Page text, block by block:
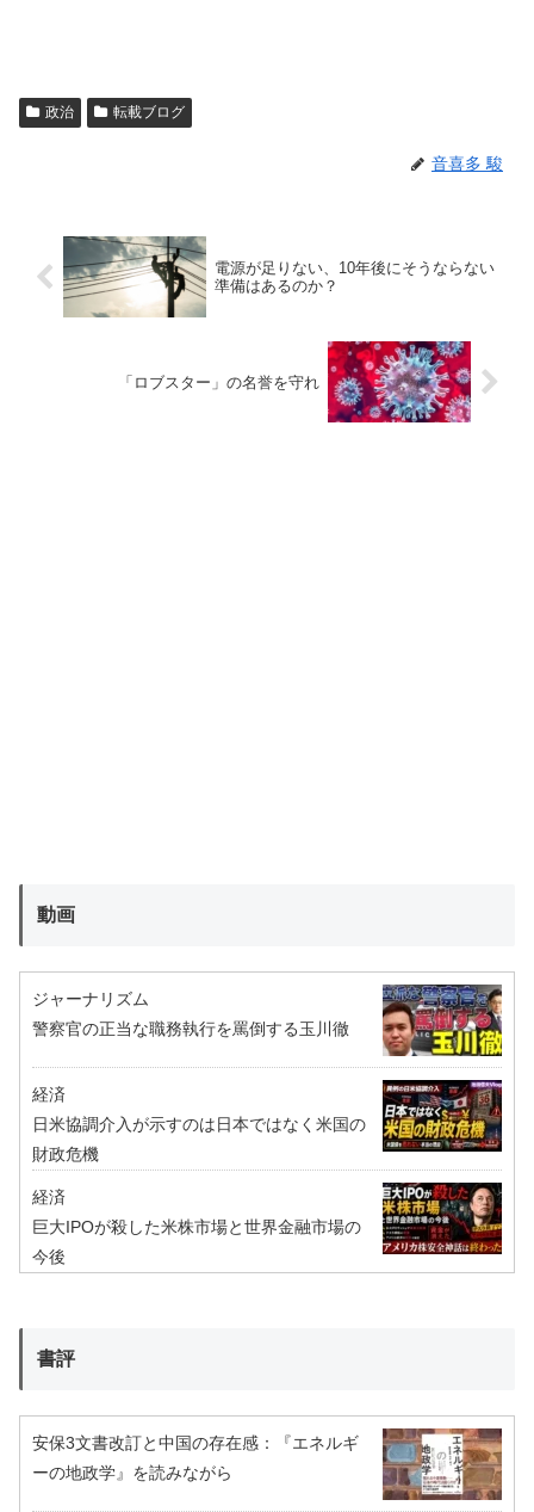
政治 転載ブログ
音喜多 駿
電源が足りない、10年後にそうならない
準備はあるのか？
「ロブスター」の名誉を守れ
動画
ジャーナリズム
警察官の正当な職務執行を罵倒する玉川徹
経済
日米協調介入が示すのは日本ではなく米国の
財政危機
経済
巨大IPOが殺した米株市場と世界金融市場の
今後
書評
安保3文書改訂と中国の存在感：『エネルギ
ーの地政学』を読みながら